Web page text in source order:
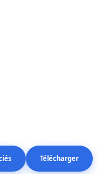
Télécharger